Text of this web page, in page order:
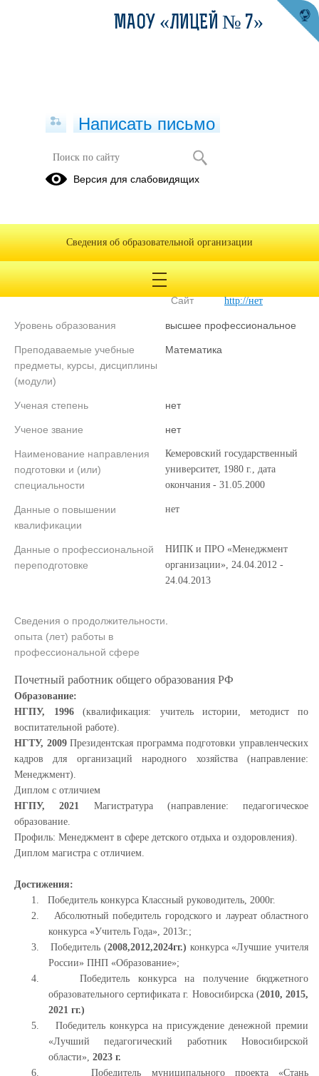
Директор, Учитель истории,
Учитель обществознания
Телефон +7(383)415-00-22
Сайт http://нет
Уровень образования высшее профессиональное
Преподаваемые учебные
предметы, курсы, дисциплины
(модули)
Математика
Ученая степень нет
Ученое звание нет
Наименование направления
подготовки и (или)
специальности
Кемеровский государственный
университет, 1980 г., дата
окончания - 31.05.2000
Данные о повышении
квалификации
нет
Данные о профессиональной
переподготовке
НИПК и ПРО «Менеджмент
организации», 24.04.2012 -
24.04.2013
Сведения о продолжительности
опыта (лет) работы в
профессиональной сфере
Почетный работник общего образования РФ
Образование:
НГПУ, 1996(квалификация: учитель истории, методист по
воспитательной работе).
НГТУ, 2009Президентская программа подготовки управленческих
кадров для организаций народного хозяйства (направление:
Менеджмент).
Диплом с отличием
НГПУ, 2021 Магистратура (направление: педагогическое
образование.
Профиль: Менеджмент в сфере детского отдыха и оздоровления).
Диплом магистра с отличием.
Достижения:
1.
Победитель конкурса Классный руководитель, 2000г.
2.
Абсолютный победитель городского и лауреат областного
конкурса «Учитель Года», 2013г.;
3.
Победитель (2008,2012,2024гг.) конкурса «Лучшие учителя
России» ПНП «Образование»;
4.
Победитель конкурса на получение бюджетного
образовательного сертификата г. Новосибирска (2010, 2015,
2021 гг.)
5.
Победитель конкурса на присуждение денежной премии
«Лучший педагогический работник Новосибирской
области», 2023 г.
6.
Победитель муниципального проекта «Стань
МАОУ «ЛИЦЕЙ № 7»
Написать письмо
Версия для слабовидящих
Сведения об образовательной организации